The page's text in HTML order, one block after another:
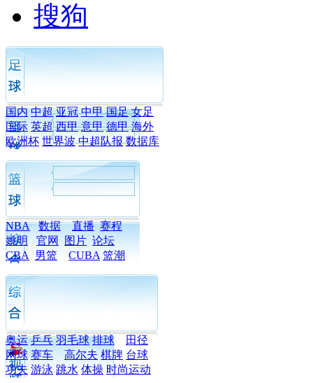
搜狗
国内 中超 亚冠 中甲 国足 女足
国际 英超 西甲 意甲 德甲 海外
欧洲杯 世界波 中超队报 数据库
NBA 数据 直播 赛程
姚明
官网 图片 论坛
CBA
男篮 CUBA 篮潮
奥运 乒乓 羽毛球 排球
田径
网球 赛车 高尔夫 棋牌 台球
功夫 游泳 跳水 体操 时尚运动